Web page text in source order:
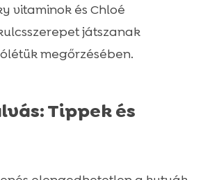
vitaminok és Chloé
játszanak
megőrzésében.
Tippek és